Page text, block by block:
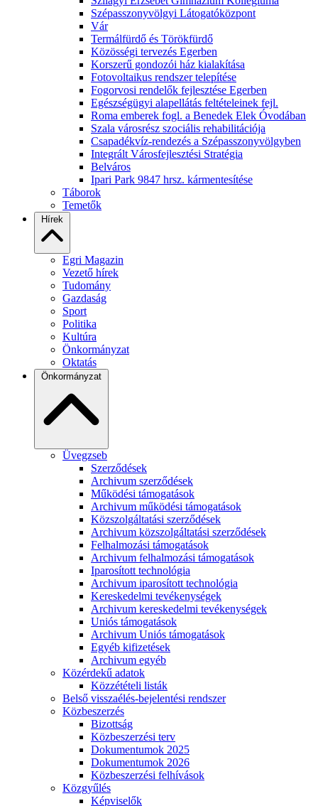
Szépasszonyvölgyi Látogatóközpont
Vár
Termálfürdő és Törökfürdő
Közösségi tervezés Egerben
Korszerű gondozói ház kialakítása
Fotovoltaikus rendszer telepítése
Fogorvosi rendelők fejlesztése Egerben
Egészségügyi alapellátás feltételeinek fejl.
Roma emberek fogl. a Benedek Elek Óvodában
Szala városrész szociális rehabilitációja
Csapadékvíz-rendezés a Szépasszonyvölgyben
Integrált Városfejlesztési Stratégia
Belváros
Ipari Park 9847 hrsz. kármentesítése
Táborok
Temetők
Hírek
Egri Magazin
Vezető hírek
Tudomány
Gazdaság
Sport
Politika
Kultúra
Önkormányzat
Oktatás
Önkormányzat
Üvegzseb
Szerződések
Archivum szerződések
Működési támogatások
Archivum működési támogatások
Közszolgáltatási szerződések
Archivum közszolgáltatási szerződések
Felhalmozási támogatások
Archivum felhalmozási támogatások
Iparosított technológia
Archivum iparosított technológia
Kereskedelmi tevékenységek
Archivum kereskedelmi tevékenységek
Uniós támogatások
Archivum Uniós támogatások
Egyéb kifizetések
Archivum egyéb
Közérdekű adatok
Közzétételi listák
Belső visszaélés-bejelentési rendszer
Közbeszerzés
Bizottság
Közbeszerzési terv
Dokumentumok 2025
Dokumentumok 2026
Közbeszerzési felhívások
Közgyűlés
Képviselők